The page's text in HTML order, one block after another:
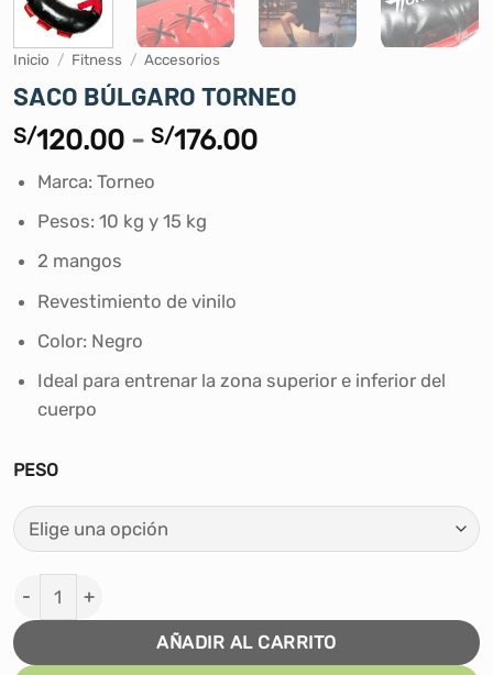
Inicio / Fitness / Accesorios
SACO BÚLGARO TORNEO
S/120.00 - S/176.00Rango
Marca: Torneo
Pesos: 10 kg y 15 kg
2 mangos
Revestimiento de vinilo
Color: Negro
Ideal para entrenar la zona superior e inferior del
cuerpo
PESO
SACO BÚLGARO TORNEO cantidad
AÑADIR AL CARRITO